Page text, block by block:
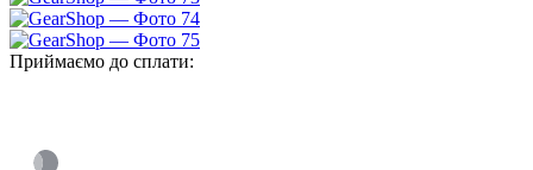
Приймаємо до сплати: